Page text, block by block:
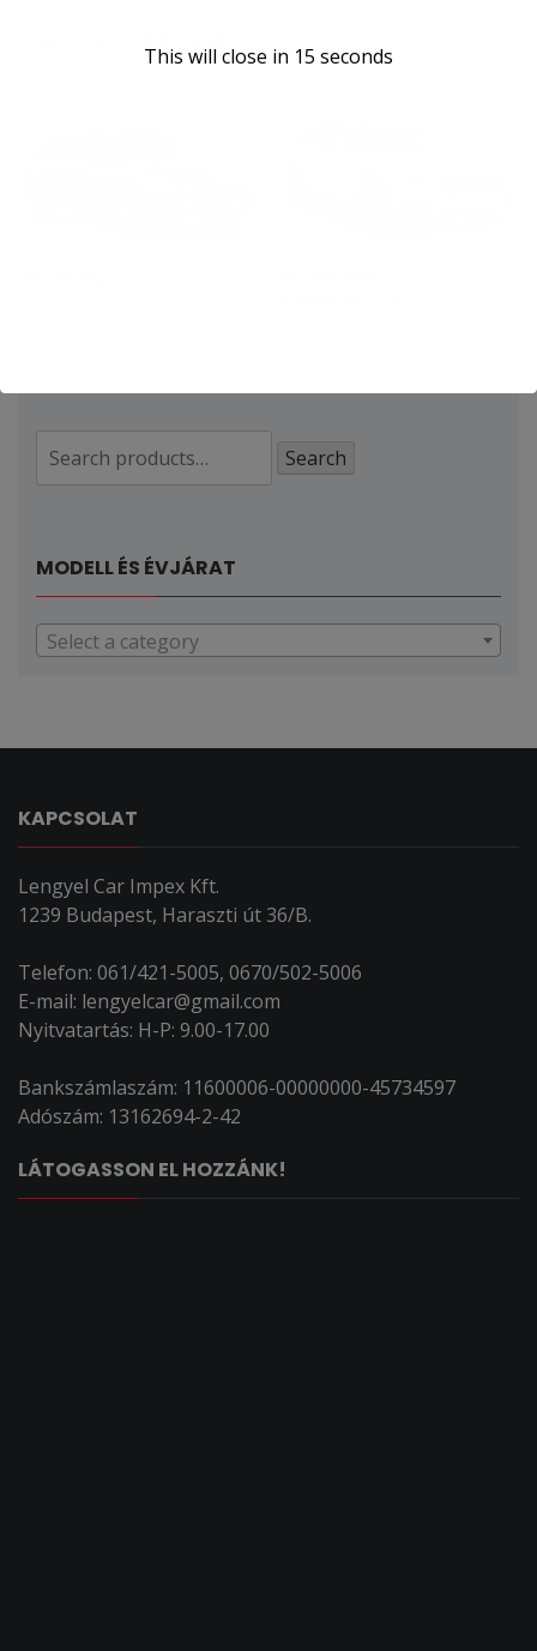
for:
Search
MODELL ÉS ÉVJÁRAT
Select a category
KAPCSOLAT
Lengyel Car Impex Kft.
1239 Budapest, Haraszti út 36/B.
Telefon: 061/421-5005, 0670/502-5006
E-mail: lengyelcar@gmail.com
Nyitvatartás: H-P: 9.00-17.00
Bankszámlaszám: 11600006-00000000-45734597
Adószám: 13162694-2-42
LÁTOGASSON EL HOZZÁNK!
This will close in 15 seconds